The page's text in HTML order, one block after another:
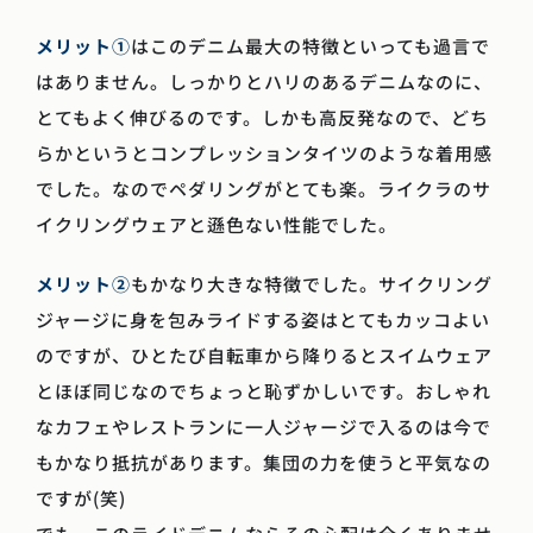
メリット①はこのデニム最大の特徴といっても過言で
はありません。しっかりとハリのあるデニムなのに、
とてもよく伸びるのです。しかも高反発なので、どち
らかというとコンプレッションタイツのような着用感
でした。なのでペダリングがとても楽。ライクラのサ
イクリングウェアと遜色ない性能でした。
メリット②もかなり大きな特徴でした。サイクリング
ジャージに身を包みライドする姿はとてもカッコよい
のですが、ひとたび自転車から降りるとスイムウェア
とほぼ同じなのでちょっと恥ずかしいです。おしゃれ
なカフェやレストランに一人ジャージで入るのは今で
もかなり抵抗があります。集団の力を使うと平気なの
ですが(笑)